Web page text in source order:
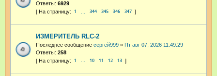
Ответы: 6929
1 344 345 346 347
ИЗМЕРИТЕЛЬ RLC-2
Последнее сообщение сергей999 « Пт авг 07, 2026 11:49:29
Ответы: 258
1 … 10 11 12 13